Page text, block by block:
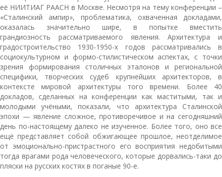
её НИИТИАГ РААСН в Москве. Несмотря на тему конференции –
«Сталинский ампир», проблематика, охваченная докладами,
оказалась значительно шире, в попытке вместить
грандиозность рассматриваемого явления. Архитектура и
градостроительство 1930-1950-х годов рассматривались в
социокультурном и формо-стилистическом аспектах, с точки
зрения формирования столичных эталонов и региональной
специфики, творческих судеб крупнейших архитекторов, в
контексте мировой архитектуры того времени. Более 40
докладов, сделанных на конференции как маститыми, так и
молодыми учёными, показали, что архитектура Сталинской
эпохи — явление сложное, противоречивое и на сегодняшний
день по-настоящему далеко не изученное. Более того, оно все
ещё представляет собой обжигающее прошлое, неотделимое
от эмоционально-пристрастного его восприятия недобитыми
тогда врагами рода человеческого, которые дорвались-таки до
пляски на русских костях в поганые 90-е.